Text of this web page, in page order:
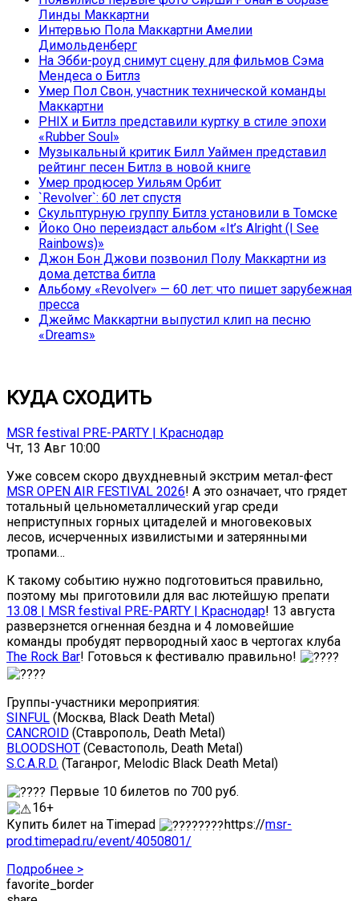
Линды Маккартни
Интервью Пола Маккартни Амелии
Димольденберг
На Эбби-роуд снимут сцену для фильмов Сэма
Мендеса о Битлз
Умер Пол Свон, участник технической команды
Маккартни
PHIX и Битлз представили куртку в стиле эпохи
«Rubber Soul»
Музыкальный критик Билл Уаймен представил
рейтинг песен Битлз в новой книге
Умер продюсер Уильям Орбит
`Revolver`: 60 лет спустя
Скульптурную группу Битлз установили в Томске
Йоко Оно переиздаст альбом «It’s Alright (I See
Rainbows)»
Джон Бон Джови позвонил Полу Маккартни из
дома детства битла
Альбому «Revolver» — 60 лет: что пишет зарубежная
пресса
Джеймс Маккартни выпустил клип на песню
«Dreams»
КУДА СХОДИТЬ
MSR festival PRE-PARTY | Краснодар
Чт, 13 Авг 10:00
Уже совсем скоро двухдневный экстрим метал-фест
MSR OPEN AIR FESTIVAL 2026! А это означает, что грядет
тотальный цельнометаллический угар среди
неприступных горных цитаделей и многовековых
лесов, исчерченных извилистыми и затерянными
тропами…
К такому событию нужно подготовиться правильно,
поэтому мы приготовили для вас лютейшую препати
13.08 | MSR festival PRE-PARTY | Краснодар! 13 августа
разверзнется огненная бездна и 4 ломовейшие
команды пробудят первородный хаос в чертогах клуба
The Rock Bar! Готовься к фестивалю правильно!
Группы-участники мероприятия:
SINFUL (Москва, Black Death Metal)
CANCROID (Ставрополь, Death Metal)
BLOODSHOT (Севастополь, Death Metal)
S.C.A.R.D. (Таганрог, Melodic Black Death Metal)
Первые 10 билетов по 700 руб.
16+
Купить билет на Timepad
https://msr-
prod.timepad.ru/event/4050801/
Подробнее >
favorite_border